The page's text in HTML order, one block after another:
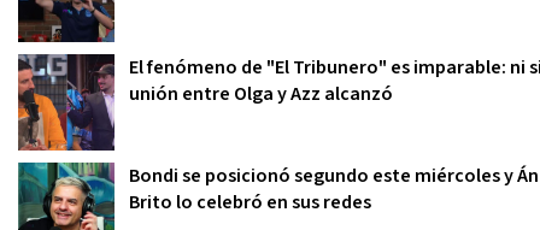
El fenómeno de "El Tribunero" es imparable: ni
unión entre Olga y Azz alcanzó
Bondi se posicionó segundo este miércoles y
Brito lo celebró en sus redes